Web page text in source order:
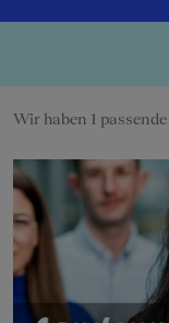
Wir haben 1